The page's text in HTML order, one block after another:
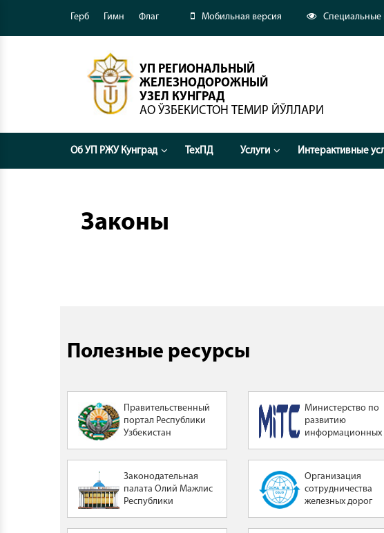
Герб Гимн Флаг Мобильная версия Специальные
УП РЕГИОНАЛЬНЫЙ
ЖЕЛЕЗНОДОРОЖНЫЙ
УЗЕЛ КУНГРАД
АО ЎЗБЕКИСТОН ТЕМИР ЙЎЛЛАРИ
Об УП РЖУ Кунград ТехПД Услуги Интерактивные
Законы
Полезные ресурсы
Правительственный
портал Республики
Узбекистан
Министерство по
развитию
информационных
коммуникаций
Республики
Узбекистан
Законодательная
палата Олий Мажлис
Республики
Организация
сотрудничества
железных дорог